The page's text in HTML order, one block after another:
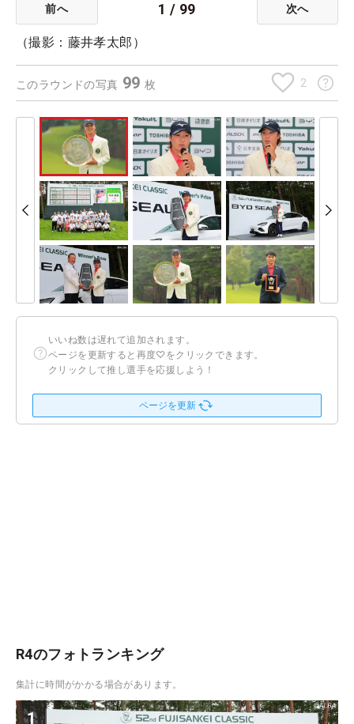
前へ 1 / 99 次へ
（撮影：藤井孝太郎）
このラウンドの写真 99枚 2
いいね数は遅れて追加されます。
ページを更新すると再度♡をクリックできます。
クリックして推し選手を応援しよう！
ページを更新
R4のフォトランキング
集計に時間がかかる場合があります。
1